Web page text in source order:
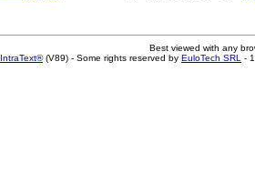
Best viewed with any
IntraText®(V89) - Some rights reserved by EuloTech SRL -